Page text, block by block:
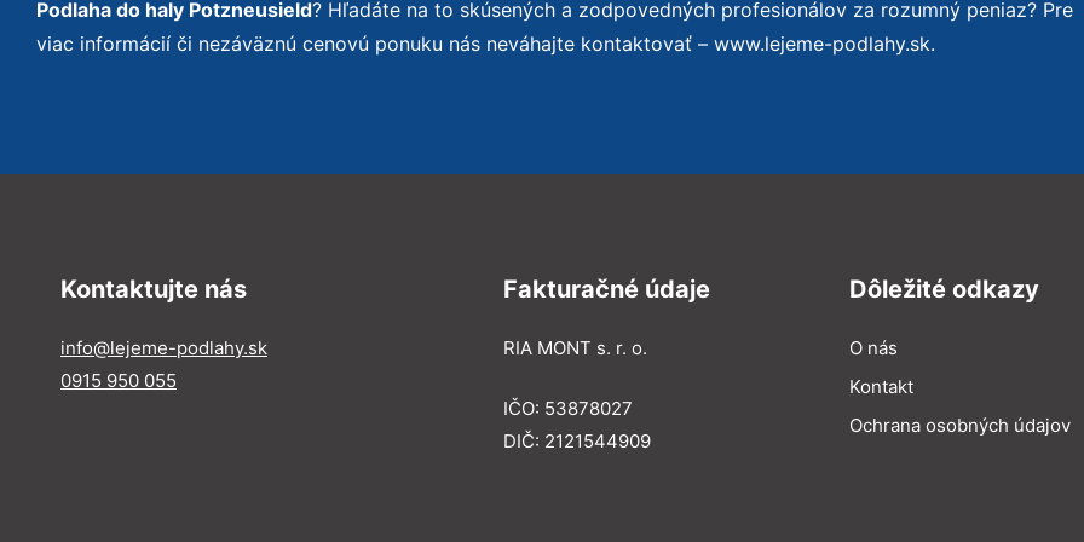
Podlaha do haly Potzneusield? Hľadáte na to skúsených a zodpovedných profesionálov za rozumný peniaz? Pre
viac informácií či nezáväznú cenovú ponuku nás neváhajte kontaktovať – www.lejeme-podlahy.sk.
Kontaktujte nás
info@lejeme-podlahy.sk
0915 950 055
Fakturačné údaje
RIA MONT s. r. o.
IČO: 53878027
DIČ: 2121544909
Dôležité odkazy
O nás
Kontakt
Ochrana osobných údajov